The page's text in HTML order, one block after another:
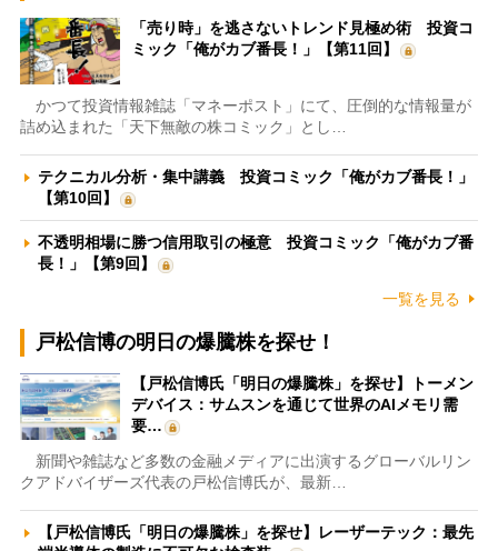
「売り時」を逃さないトレンド見極め術 投資コ
ミック「俺がカブ番長！」【第11回】
かつて投資情報雑誌「マネーポスト」にて、圧倒的な情報量が
詰め込まれた「天下無敵の株コミック」とし…
テクニカル分析・集中講義 投資コミック「俺がカブ番長！」
【第10回】
不透明相場に勝つ信用取引の極意 投資コミック「俺がカブ番
長！」【第9回】
一覧を見る
戸松信博の明日の爆騰株を探せ！
【戸松信博氏「明日の爆騰株」を探せ】トーメン
デバイス：サムスンを通じて世界のAIメモリ需
要…
新聞や雑誌など多数の金融メディアに出演するグローバルリン
クアドバイザーズ代表の戸松信博氏が、最新…
【戸松信博氏「明日の爆騰株」を探せ】レーザーテック：最先